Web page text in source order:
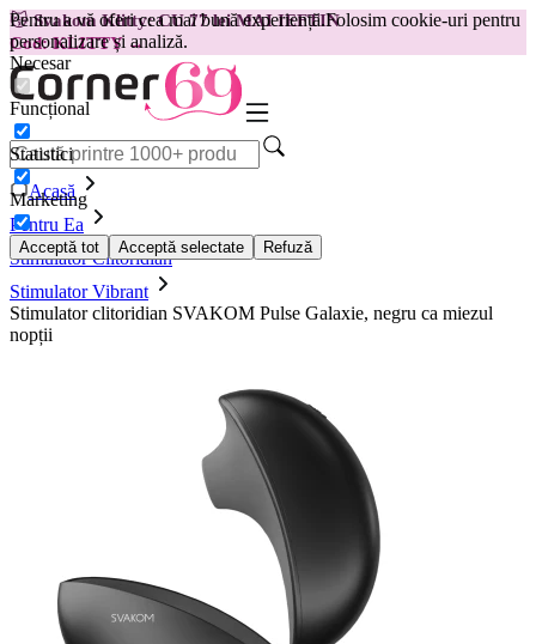
Pentru a vă oferi cea mai bună experiență.Folosim cookie-uri pentru
personalizare și analiză.
Necesar
Funcțional
Statistici
Marketing
Acceptă tot Acceptă selectate Refuză
😽Svakom Klitty: CU 77 lei MAI IEFTIN
Cod: KLITTY →
Acasă
Pentru Ea
Stimulator Clitoridian
Stimulator Vibrant
Stimulator clitoridian SVAKOM Pulse Galaxie, negru ca miezul
nopții